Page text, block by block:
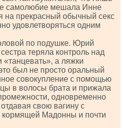
самолюбие мешала Инне
на прекрасный обычный секс
удовлетворяться одним
по подушке. Юрий
теряла контроль над
а ляжки
был не просто оральный
совокупление с помощью
в волосы брата и прижала
одновременно
свою вагину с
кормящей Мадонны и почти